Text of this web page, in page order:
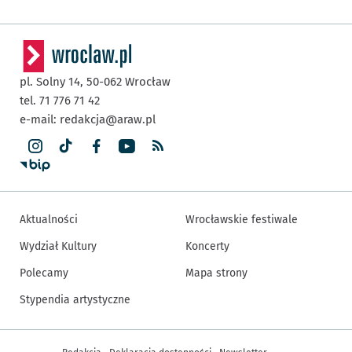
pl. Solny 14, 50-062 Wrocław
tel. 71 776 71 42
e-mail: redakcja@araw.pl
Aktualności
Wydział Kultury
Polecamy
Stypendia artystyczne
Wrocławskie festiwale
Koncerty
Mapa strony
Inne informacje